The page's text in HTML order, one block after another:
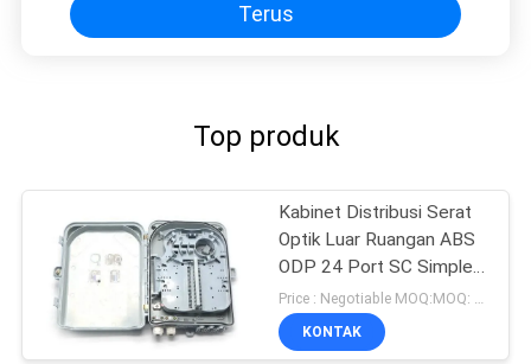
Terus
Top produk
Kabinet Distribusi Serat
Optik Luar Ruangan ABS
ODP 24 Port SC Simplelx
48 Core LC Duplex
Price : Negotiable MOQ:MOQ: 100 PCS
KONTAK